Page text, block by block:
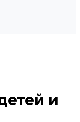
и